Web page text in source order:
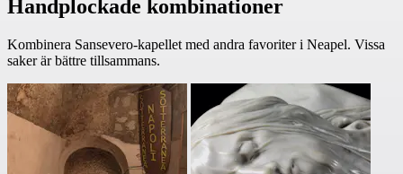
Handplockade kombinationer
Kombinera Sansevero-kapellet med andra favoriter i Neapel. Vissa
saker är bättre tillsammans.